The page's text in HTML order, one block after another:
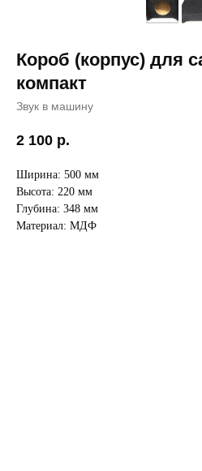
Короб (корпус) для
компакт
Звук в машину
2 100 р.
Ширина: 500 мм
Высота: 220 мм
Глубина: 348 мм
Материал: МДФ